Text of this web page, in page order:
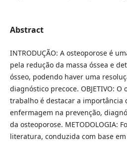
Abstract
INTRODUÇÃO: A osteoporose é
pela redução da massa óssea e
ósseo, podendo haver uma
diagnóstico precoce. OBJETIVO:
trabalho é destacar a importância
enfermagem na prevenção,
da osteoporose. METODOLOGIA:
literatura, conduzida com base